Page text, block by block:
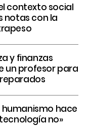
contexto social
notas con la
y finanzas
un profesor para
humanismo hace
no»